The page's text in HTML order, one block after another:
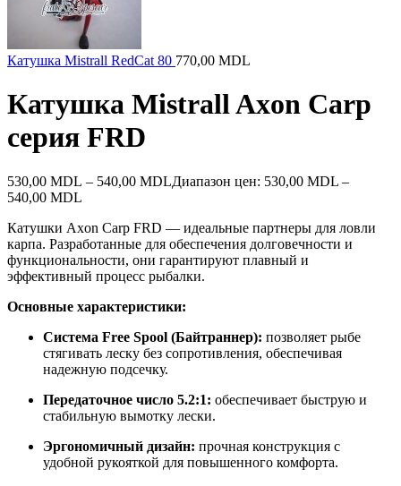
Катушка Mistrall RedCat 80 770,00 MDL
Катушка Mistrall Axon Carp
серия FRD
530,00 MDL – 540,00 MDLДиапазон цен: 530,00 MDL –
540,00 MDL
Катушки Axon Carp FRD — идеальные партнеры для ловли
карпа. Разработанные для обеспечения долговечности и
функциональности, они гарантируют плавный и
эффективный процесс рыбалки.
Основные характеристики:
Система Free Spool (Байтраннер): позволяет рыбе
стягивать леску без сопротивления, обеспечивая
надежную подсечку.
Передаточное число 5.2:1: обеспечивает быструю и
стабильную вымотку лески.
Эргономичный дизайн: прочная конструкция с
удобной рукояткой для повышенного комфорта.